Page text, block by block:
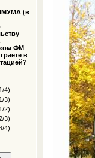
(в
ФМ
в
4)
3)
2)
3)
4)